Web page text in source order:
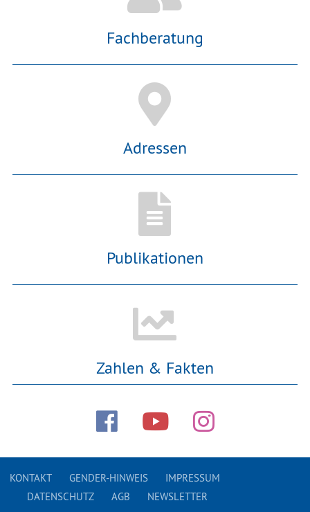
Fachberatung
Adressen
Publikationen
Zahlen & Fakten
KONTAKT GENDER-HINWEIS
IMPRESSUM
DATENSCHUTZ
AGB NEWSLETTER